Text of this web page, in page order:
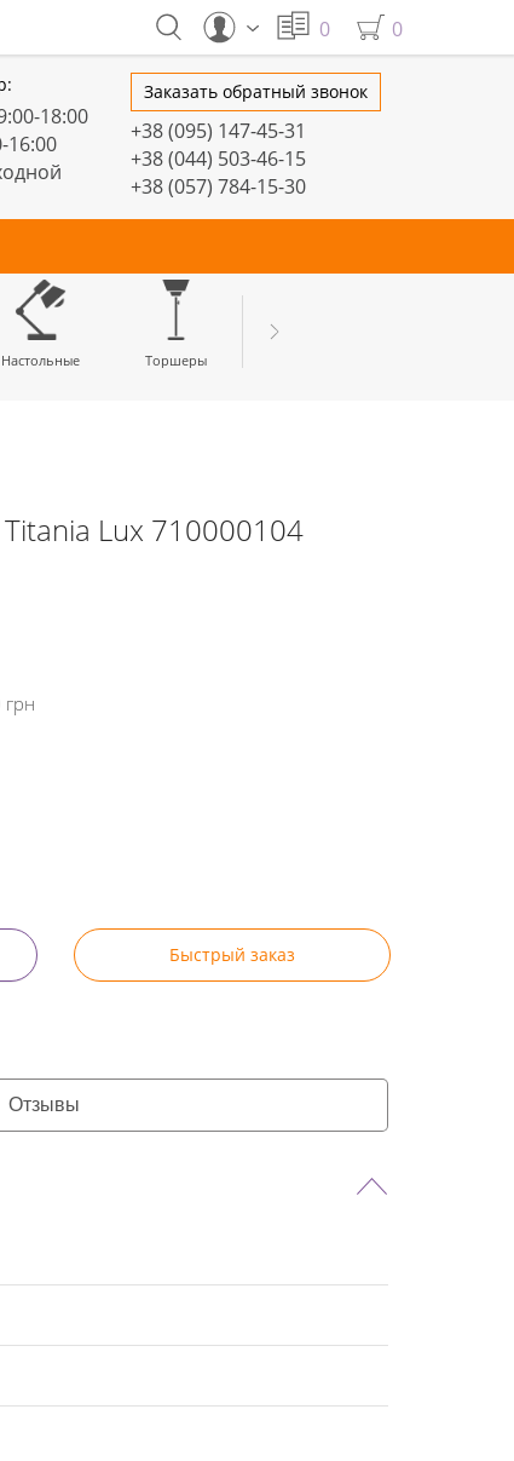
0 0
Заказать обратный звонок
+38 (095) 147-45-31
+38 (044) 503-46-15
+38 (057) 784-15-30
18:00
16:00
Настольные Торшеры
Lux 710000104
Быстрый заказ
Отзывы